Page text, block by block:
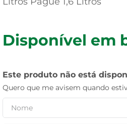
Disponível em
Este produto não está
Quero que me avisem quando